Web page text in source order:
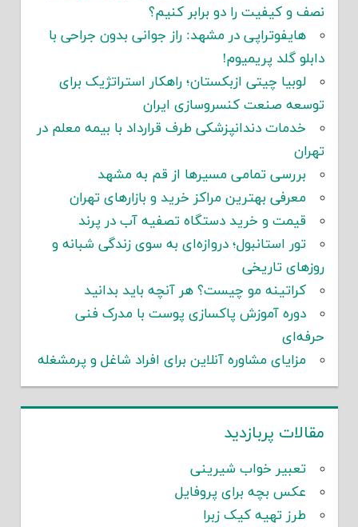
نصف و کیفیت را دو برابر کنیم؟
هایفوتراپی در مشهد: راز جوانی بدون جراحی با
دابلو گلد پریمیوم!
لوبیا چیتی ازبکستان؛ راهکار استراتژیک برای
توسعه صنعت کنسروسازی ایران
خدمات دندانپزشکی طرف قرارداد با بیمه معلم در
تهران
بررسی تمامی مسیرها از قم به مشهد
معرفی بهترین مراکز خرید و بازارهای تهران
قیمت و خرید دستگاه تصفیه آب در پرند
تور استانبول؛ دروازه‌ای به سوی زندگی شبانه و
روزهای تاریخی
کراتینه مو چیست؟ هر آنچه باید بدانید
دوره آموزش پاکسازی پوست با مدرک فنی
حرفه‌ای
مزایای مشاوره آنلاین برای افراد شاغل و پرمشغله
مقالات پربازدید
تعبیر خواب شیرینی
عکس بچه برای پروفایل
طرز تهیه کیک زبرا